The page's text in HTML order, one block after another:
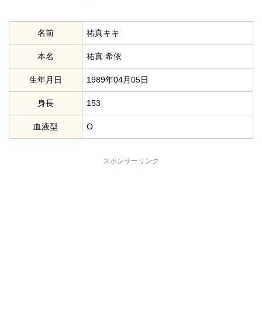
名前 祐真キキ
本名 祐真 希依
生年月日 1989年04月05日
身長 153
血液型 O
スポンサーリンク